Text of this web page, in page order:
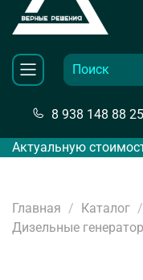
8 938 148 88 25
Актуальную
Главная Каталог
Дизельные